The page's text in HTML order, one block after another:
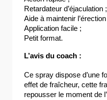
Retardateur d’éjaculation ;
Aide à maintenir l’érection
Application facile ;
Petit format.
L’avis du coach :
Ce spray dispose d’une
effet de fraîcheur, cette
repousser le moment de